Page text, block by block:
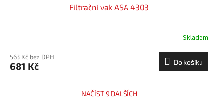
Filtrační vak ASA 4303
Skladem
563 Kč bez DPH
681 Kč Do košíku
NAČÍST 9 DALŠÍCH